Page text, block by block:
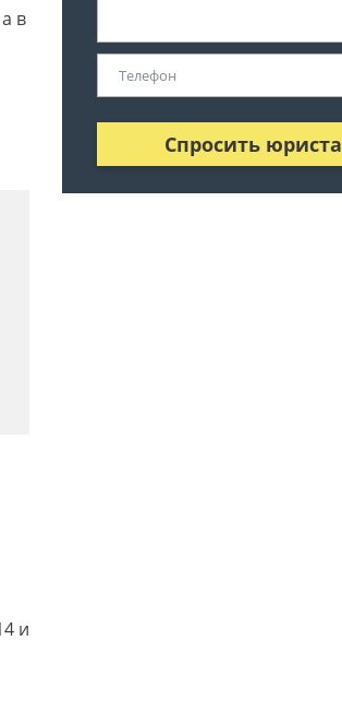
в
и
Спросить юриста